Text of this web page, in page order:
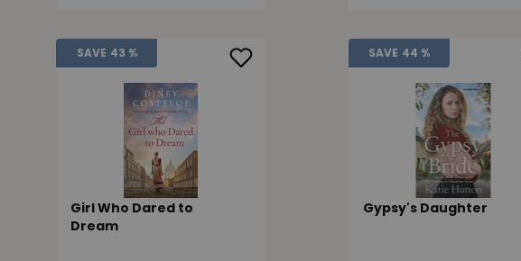
SAVE 43 %
Girl Who Dared to
Dream
SAVE 44 %
Gypsy's Daughter